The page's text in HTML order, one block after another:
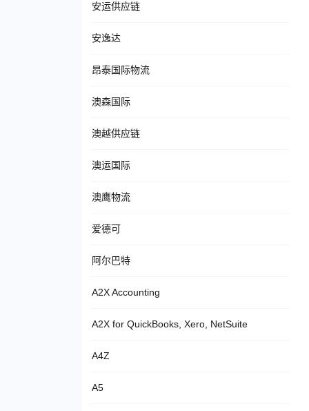
安运供应链
安逸达
昂泰国际物流
澳森国际
澳越供应链
澳运国际
澳鹰物流
爱德可
阿尔巴特
A2X Accounting
A2X for QuickBooks, Xero, NetSuite
A4Z
A5